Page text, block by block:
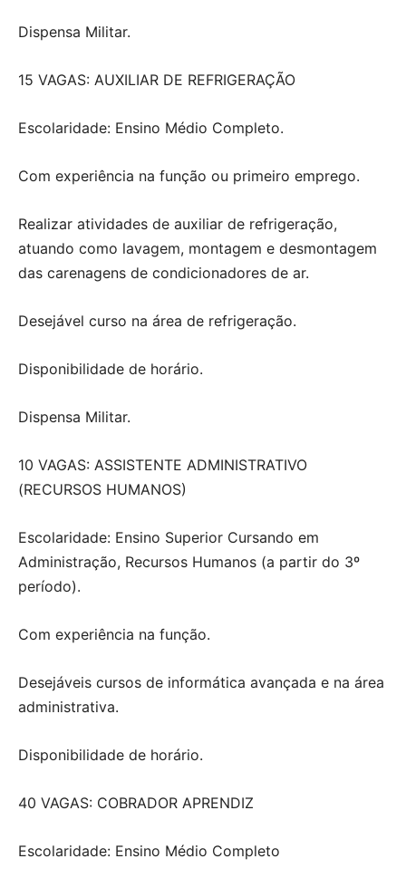
Dispensa Militar.
15 VAGAS: AUXILIAR DE REFRIGERAÇÃO
Escolaridade: Ensino Médio Completo.
Com experiência na função ou primeiro emprego.
Realizar atividades de auxiliar de refrigeração,
atuando como lavagem, montagem e desmontagem
das carenagens de condicionadores de ar.
Desejável curso na área de refrigeração.
Disponibilidade de horário.
Dispensa Militar.
10 VAGAS: ASSISTENTE ADMINISTRATIVO
(RECURSOS HUMANOS)
Escolaridade: Ensino Superior Cursando em
Administração, Recursos Humanos (a partir do 3º
período).
Com experiência na função.
Desejáveis cursos de informática avançada e na área
administrativa.
Disponibilidade de horário.
40 VAGAS: COBRADOR APRENDIZ
Escolaridade: Ensino Médio Completo